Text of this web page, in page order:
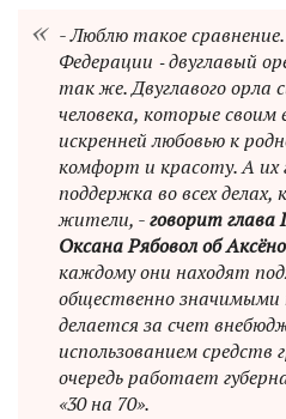
- Люблю такое
Федерации ‑ двуглавый
так же. Двуглавого орла
человека, которые
искренней любовью к
комфорт и красоту. А их
поддержка во всех делах,
жители, -говорит глава
Оксана Рябовол об
каждому они находят
общественно
делается за счет
использованием средств
очередь работает
«30 на 70».